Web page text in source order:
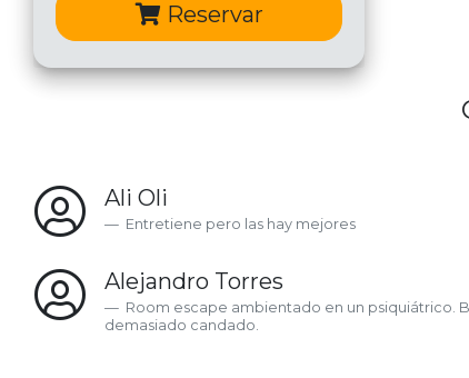
Reservar
Ali Oli
Entretiene pero las hay mejores
Alejandro Torres
Room escape ambientado en un psiquiátrico.
demasiado candado.